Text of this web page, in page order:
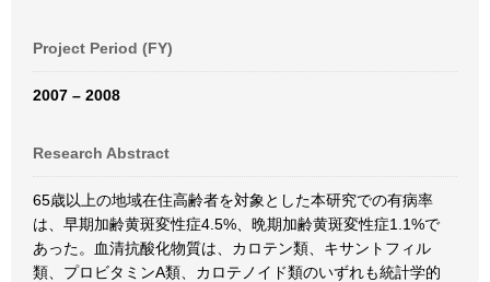
Project Period (FY)
2007 – 2008
Research Abstract
65歳以上の地域在住高齢者を対象とした本研究での有病率
は、早期加齢黄斑変性症4.5%、晩期加齢黄斑変性症1.1%で
あった。血清抗酸化物質は、カロテン類、キサントフィル
類、プロビタミンA類、カロテノイド類のいずれも統計学的